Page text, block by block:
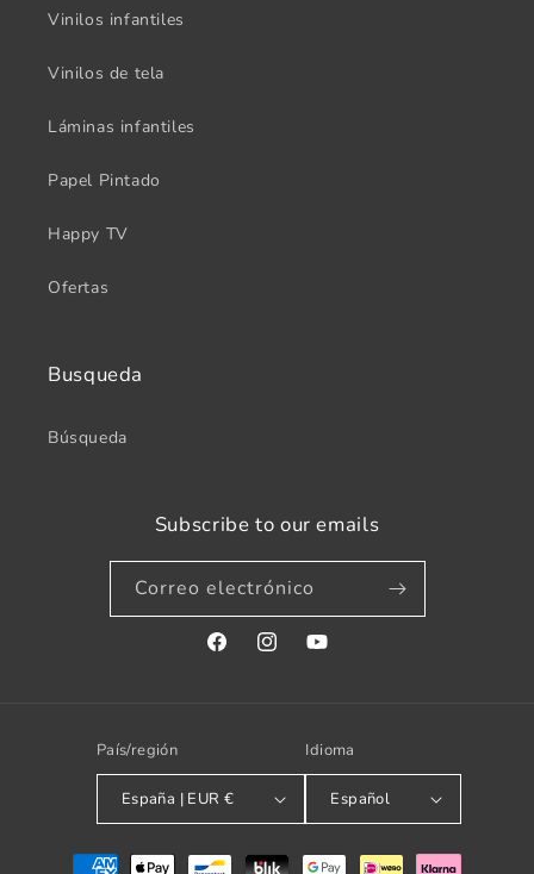
Vinilos infantiles
Vinilos de tela
Láminas infantiles
Papel Pintado
Happy TV
Ofertas
Busqueda
Búsqueda
Subscribe to our emails
Correo electrónico
FacebookInstagramYouTube
País/región
España | EUR €
Idioma
Español
Formas